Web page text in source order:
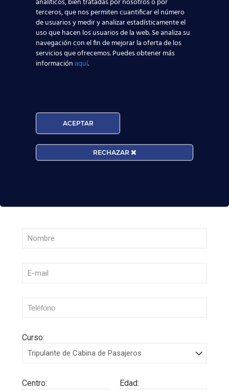
Leer más
Madrid-Barajas supera los 6 millones de
pasajeros junio: qué significa para quienes
– Tercer cuatrimestre 2026
Curso:
Centro: Edad:
terceros, que nos permiten cuantificar el número
de usuarios y medir y analizar estadísticamente el
uso que hacen los usuarios de la web. Se analiza su
navegación con el fin de mejorar la oferta de los
servicios que ofrecemos. Puedes obtener más
informaciónaquí.
ACEPTAR
RECHAZAR